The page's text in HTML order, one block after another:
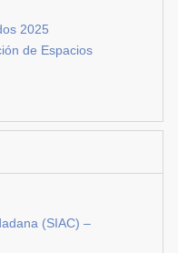
2025
de Espacios
(SIAC) –